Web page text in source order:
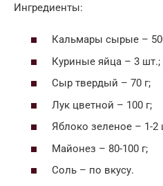
Ингредиенты:
Кальмары сырые –
Куриные яйца – 3 шт.;
Сыр твердый – 70 г;
Лук цветной – 100 г;
Яблоко зеленое – 1-2
Майонез – 80-100 г;
Соль – по вкусу.